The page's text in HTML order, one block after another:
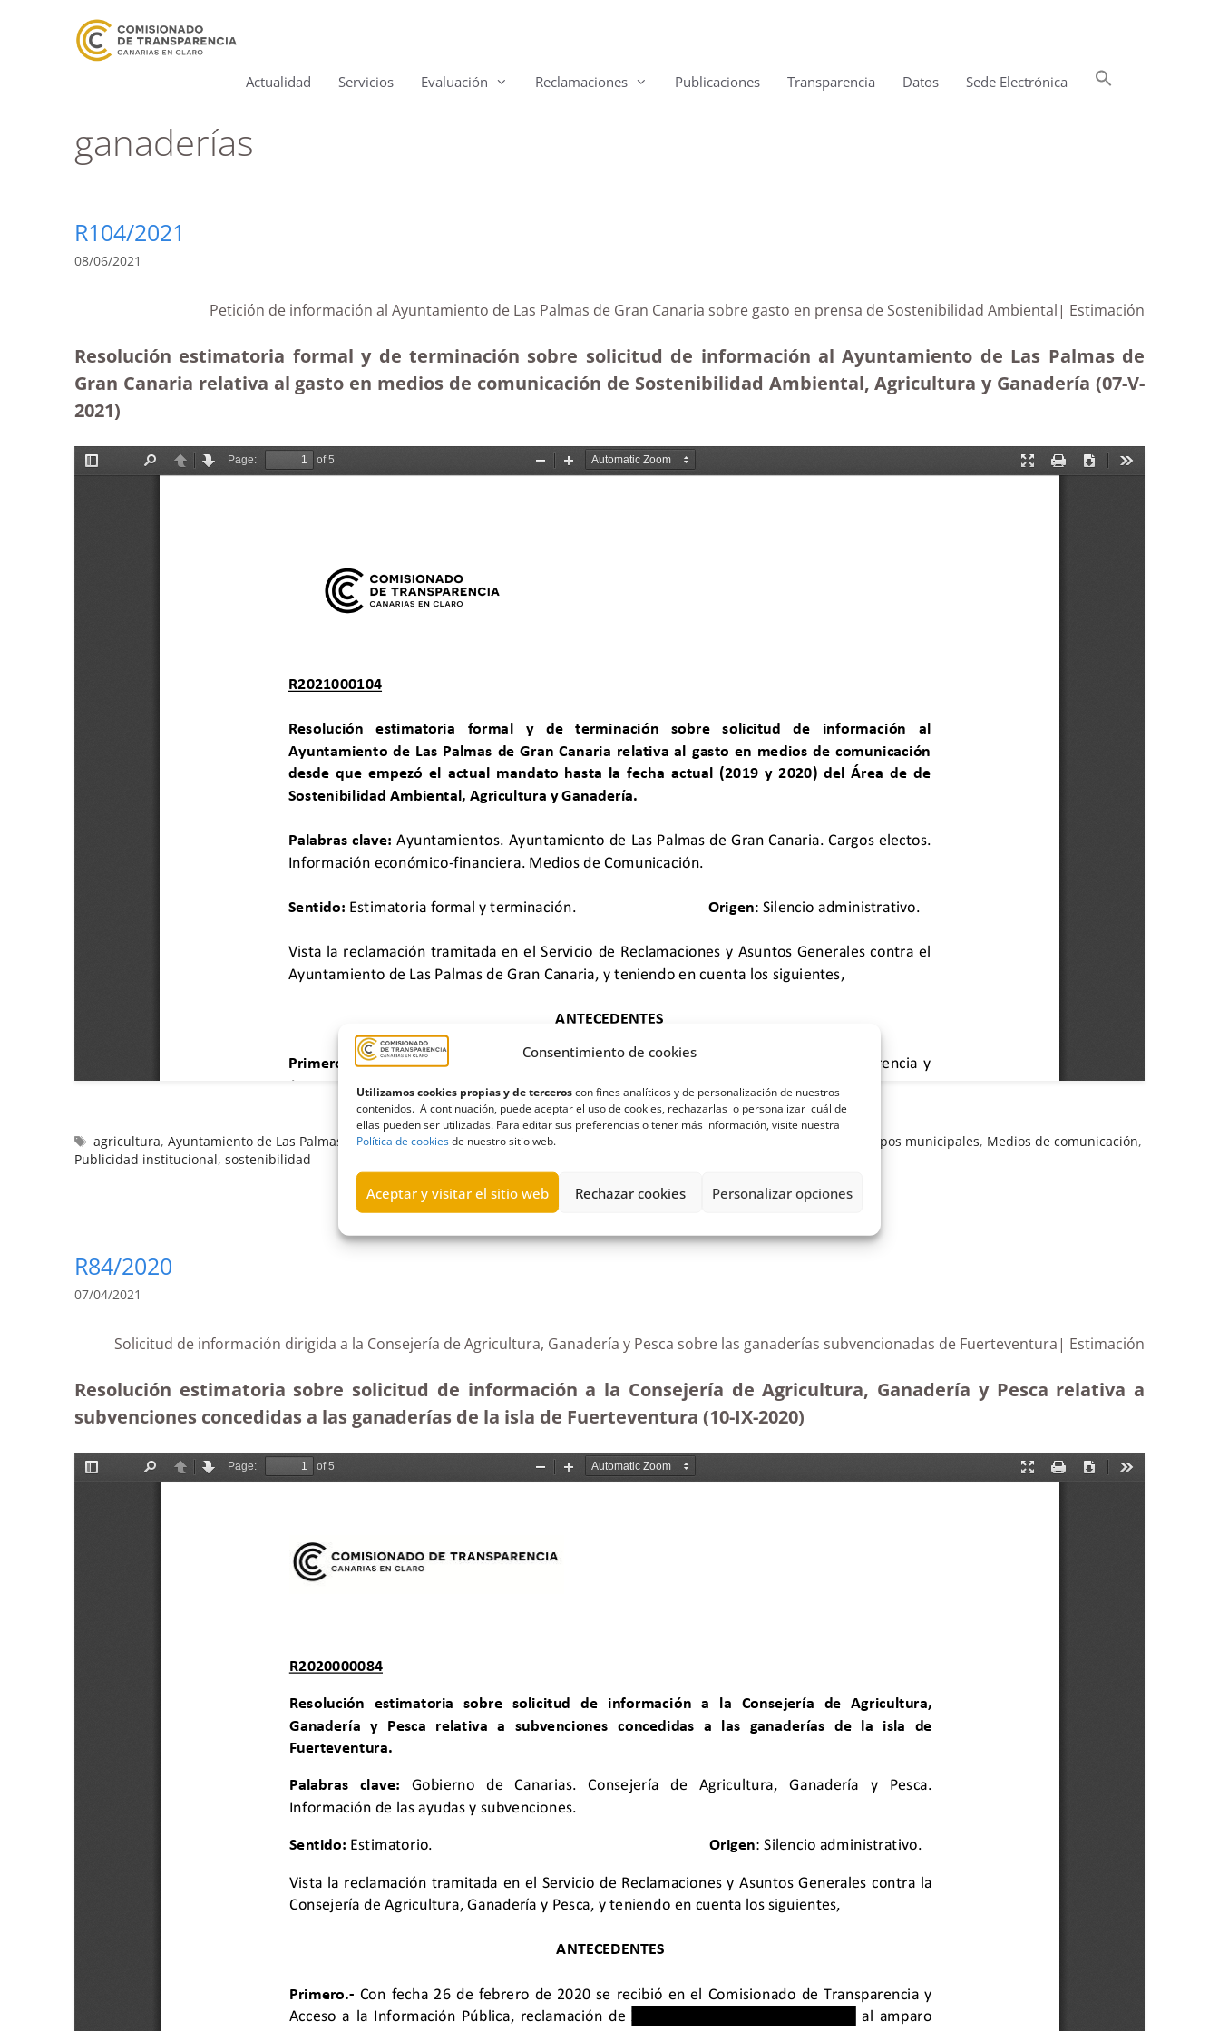
Consentimiento de cookies
Utilizamos cookies propias y de terceroscon fines analíticos y de personalización de nuestros
contenidos. A continuación, puede aceptar el uso de cookies, rechazarlas o personalizar cuál de
ellas pueden ser utilizadas. Para editar sus preferencias o tener más información, visite nuestra
Política de cookiesde nuestro sitio web.
Aceptar y visitar el sitio web Rechazar cookies Personalizar opciones
Actualidad Servicios Evaluación Reclamaciones Publicaciones Transparencia Datos Sede Electrónica
ganaderías
R104/2021
08/06/2021
Petición de información al Ayuntamiento de Las Palmas de Gran Canaria sobre gasto en prensa de Sostenibilidad Ambiental| Estimación
Resolución estimatoria formal y de terminación sobre solicitud de información al Ayuntamiento de Las Palmas de
Gran Canaria relativa al gasto en medios de comunicación de Sostenibilidad Ambiental, Agricultura y Ganadería (07-V-
2021)
agricultura,Ayuntamiento de Las Palmas de Gran Canaria,Ciudadanos,Estimación formal y terminación grupos municipales, Medios de comunicación,
Publicidad institucional, sostenibilidad
R84/2020
07/04/2021
Solicitud de información dirigida a la Consejería de Agricultura, Ganadería y Pesca sobre las ganaderías subvencionadas de Fuerteventura| Estimación
Resolución estimatoria sobre solicitud de información a la Consejería de Agricultura, Ganadería y Pesca relativa a
subvenciones concedidas a las ganaderías de la isla de Fuerteventura (10-IX-2020)